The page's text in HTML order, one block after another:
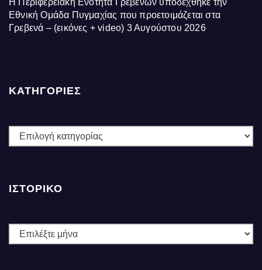
Η Περιφερειακή Ενότητα Γρεβενών υποδέχθηκε την
Εθνική Ομάδα Πυγμαχίας που προετοιμάζεται στα
Γρεβενά – (εικόνες + video) 3 Αυγούστου 2026
ΚΑΤΗΓΟΡΙΕΣ
ΚΑΤΗΓΟΡΙΕΣ
ΙΣΤΟΡΙΚΌ
Ιστορικό